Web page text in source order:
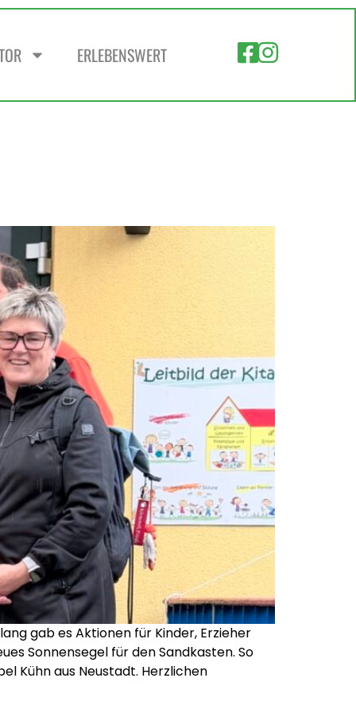
ERLEBENSWERT
gab es Aktionen für Kinder, Erzieher
Sonnensegel für den Sandkasten. So
Kühn aus Neustadt. Herzlichen